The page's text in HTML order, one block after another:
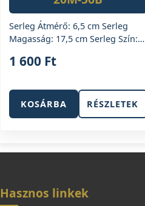
Serleg Átmérő: 6,5 cm Serleg
Magasság: 17,5 cm Serleg Szín:…
1 600 Ft
KOSÁRBA RÉSZLETEK
Hasznos linkek